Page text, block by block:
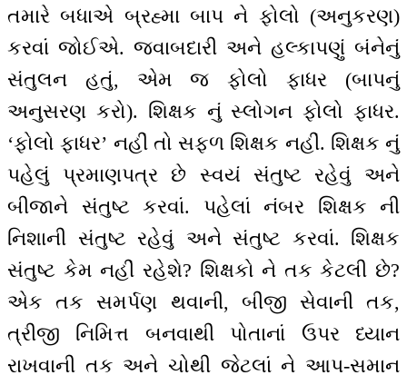
તમારે બધાએ બ્રહ્મા બાપ ને ફોલો (અનુકરણ)
કરવાં જોઈએ. જવાબદારી અને હલ્કાપણું બંનેનું
સંતુલન હતું, એમ જ ફોલો ફાધર (બાપનું
અનુસરણ કરો). શિક્ષક નું સ્લોગન ફોલો ફાધર.
‘ફોલો ફાધર’ નહીં તો સફળ શિક્ષક નહીં. શિક્ષક નું
પહેલું પ્રમાણપત્ર છે સ્વયં સંતુષ્ટ રહેવું અને
બીજાને સંતુષ્ટ કરવાં. પહેલાં નંબર શિક્ષક ની
નિશાની સંતુષ્ટ રહેવું અને સંતુષ્ટ કરવાં. શિક્ષક
સંતુષ્ટ કેમ નહીં રહેશે? શિક્ષકો ને તક કેટલી છે?
એક તક સમર્પણ થવાની, બીજી સેવાની તક,
ત્રીજી નિમિત્ત બનવાથી પોતાનાં ઉપર ધ્યાન
રાખવાની તક અને ચોથી જેટલાં ને આપ-સમાન